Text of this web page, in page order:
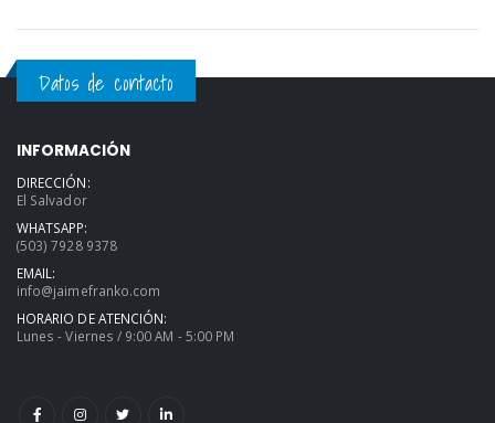
Datos de contacto
INFORMACIÓN
DIRECCIÓN:
El Salvador
WHATSAPP:
(503) 7928 9378
EMAIL:
info@jaimefranko.com
HORARIO DE ATENCIÓN:
Lunes - Viernes / 9:00 AM - 5:00 PM